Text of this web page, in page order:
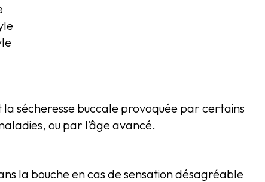
sécheresse buccale provoquée par certains
ou par l’âge avancé.
la bouche en cas de sensation désagréable